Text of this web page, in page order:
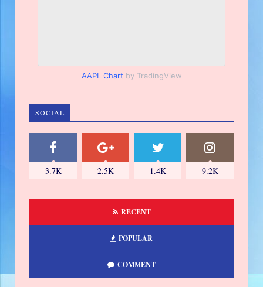
AAPL Chart by TradingView
SOCIAL
3.7K 2.5K 1.4K 9.2K
RECENT
POPULAR
COMMENT